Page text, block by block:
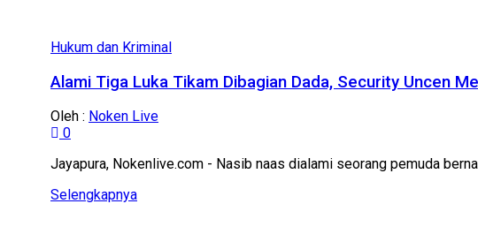
Hukum dan Kriminal
Alami Tiga Luka Tikam Dibagian Dada, Security Uncen
Oleh : Noken Live
0
Jayapura, Nokenlive.com - Nasib naas dialami seorang pemuda
SelengkapnyaDetails